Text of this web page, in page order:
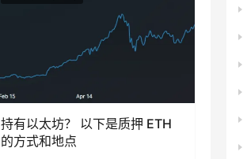
持有以太坊？ 以下是质押 ETH
的方式和地点